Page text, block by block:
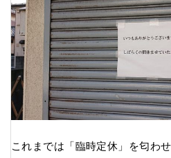
これまでは「臨時定休」を匂わ